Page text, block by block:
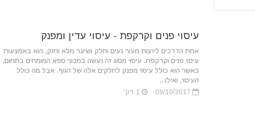
עיסוי פנים וקרקפת - עיסוי עדין ומפנק
אחת הדרכים ליהנות מעור נעים וחלק ושיער מלא וחזק, הוא באמצעות
עיסוי פנים וקרקפת. עיסוי מסוג זה נעשה במכוני ספא המומחים בתחום,
כאשר הוא כולל עיסוי מפנק לחלקים אלה של הגוף. אבל מה כולל
העיסוי, ואילו...